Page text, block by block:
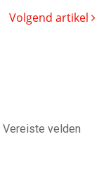
Volgend artikel
Vereiste velden